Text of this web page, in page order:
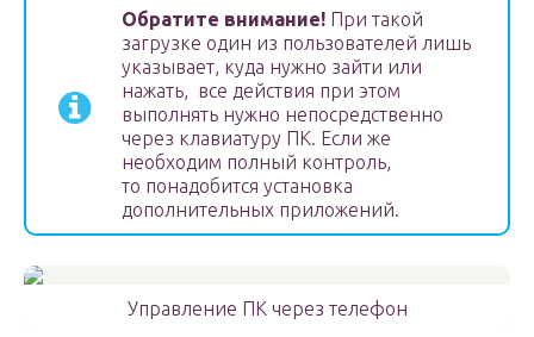
Обратите внимание! При такой
загрузке один из пользователей лишь
указывает, куда нужно зайти или
нажать, ­ все действия при этом
выполнять нужно непосредственно
через клавиатуру ПК. Если же
необходим полный контроль,
то понадобится установка
дополнительных приложений.
Управление ПК через телефон